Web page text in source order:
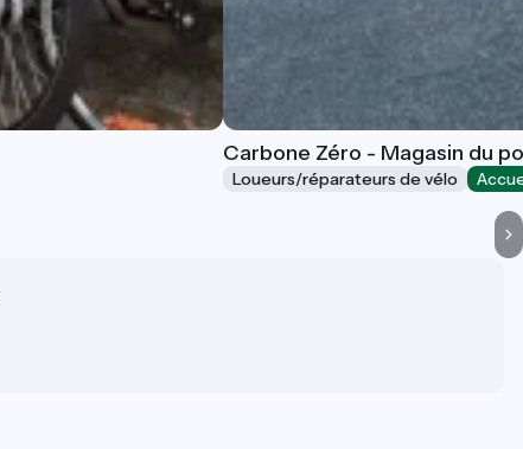
Carbone Zéro - Magasin du
Loueurs/réparateurs de vélo